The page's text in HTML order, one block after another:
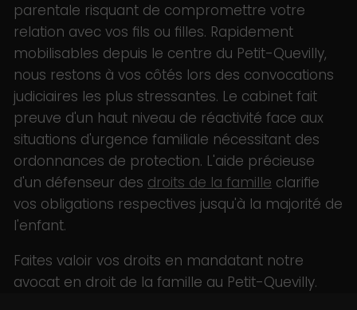
parentale risquant de compromettre votre
relation avec vos fils ou filles. Rapidement
mobilisables depuis le centre du Petit-Quevilly,
nous restons à vos côtés lors des convocations
judiciaires les plus stressantes. Le cabinet fait
preuve d'un haut niveau de réactivité face aux
situations d'urgence familiale nécessitant des
ordonnances de protection. L'aide précieuse
d'un défenseur des droits de la famille clarifie
vos obligations respectives jusqu'à la majorité de
l'enfant.
Faites valoir vos droits en mandatant notre
avocat en droit de la famille au Petit-Quevilly.